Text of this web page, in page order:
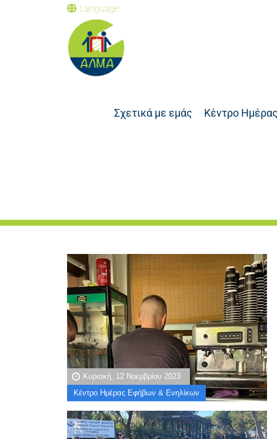
Language
Σχετικά με εμάς Κέντρο Ημέρας
Κυριακή, 12 Νοεμβρίου 2023
Κέντρο Ημέρας Εφήβων & Ενηλίκων